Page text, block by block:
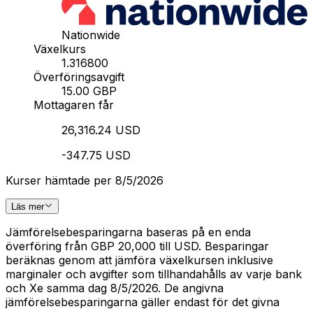
Nationwide
Växelkurs
1.316800
Överföringsavgift
15.00 GBP
Mottagaren får
26,316.24 USD
-347.75 USD
Kurser hämtade per 8/5/2026
Läs mer
Jämförelsebesparingarna baseras på en enda
överföring från GBP 20,000 till USD. Besparingar
beräknas genom att jämföra växelkursen inklusive
marginaler och avgifter som tillhandahålls av varje bank
och Xe samma dag 8/5/2026. De angivna
jämförelsebesparingarna gäller endast för det givna